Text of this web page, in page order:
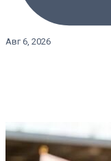
Авг 6, 2026